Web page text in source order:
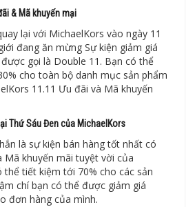
& Mã khuyến mại
lại với MichaelKors vào ngày 11
đang ăn mừng Sự kiện giảm giá
gọi là Double 11. Bạn có thể
cho toàn bộ danh mục sản phẩm
11.11 Ưu đãi và Mã khuyến
Thứ Sáu Đen của MichaelKors
là sự kiện bán hàng tốt nhất có
Mã khuyến mãi tuyệt vời của
thể tiết kiệm tới 70% cho các sản
chí bạn có thể được giảm giá
đơn hàng của mình.